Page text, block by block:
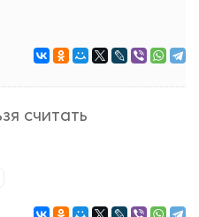
считать